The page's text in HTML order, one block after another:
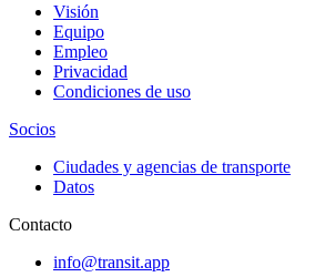
Visión
Equipo
Empleo
Privacidad
Condiciones de uso
Socios
Ciudades y agencias de transporte
Datos
Contacto
info@transit.app